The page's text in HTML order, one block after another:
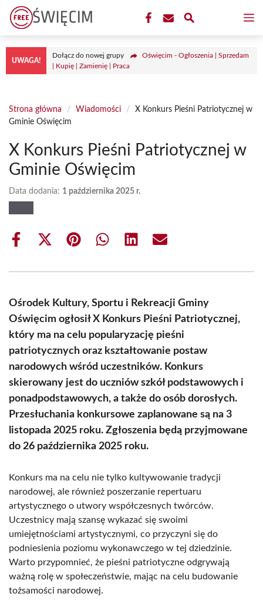
Przejdź
treści
UWAGA!
Dołącz do nowej grupy
Oświęcim - Ogłoszenia | Sprzedam
| Kupię | Zamienię | Praca
Strona główna / Wiadomości /
X Konkurs Pieśni Patriotycznej w
Gminie Oświęcim
X Konkurs Pieśni Patriotycznej w
Gminie Oświęcim
Data dodania: 1 października 2025 r.
Share
Share
(Twitter)
Share Share Share Share
Ośrodek Kultury, Sportu i Rekreacji Gminy
Oświęcim ogłosił X Konkurs Pieśni Patriotycznej,
który ma na celu popularyzację pieśni
patriotycznych oraz kształtowanie postaw
narodowych wśród uczestników. Konkurs
skierowany jest do uczniów szkół podstawowych i
ponadpodstawowych, a także do osób dorosłych.
Przesłuchania konkursowe zaplanowane są na 3
listopada 2025 roku. Zgłoszenia będą przyjmowane
do 26 października 2025 roku.
Konkurs ma na celu nie tylko kultywowanie tradycji
narodowej, ale również poszerzanie repertuaru
artystycznego o utwory współczesnych twórców.
Uczestnicy mają szansę wykazać się swoimi
umiejętnościami artystycznymi, co przyczyni się do
podniesienia poziomu wykonawczego w tej dziedzinie.
Warto przypomnieć, że pieśni patriotyczne odgrywają
ważną rolę w społeczeństwie, mając na celu budowanie
tożsamości narodowej.